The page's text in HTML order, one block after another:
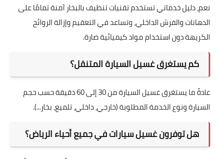
نعم، دليل خدماتي تستخدم تقنيات تنظيف بالبخار آمنة تمامًا على
الدهانات والفرش الداخلي، وتساعد في التعقيم وإزالة الروائح
الكريهة دون استخدام مواد كيميائية ضارة.
كم يستغرق غسيل السيارة المتنقل؟
عادةً ما يستغرق غسيل السيارة من 30 إلى 60 دقيقة حسب حجم
السيارة ونوع الخدمة المطلوبة (خارجي، داخلي، تلميع، بخار...).
هل توفرون غسيل سيارات في جميع أحياء الرياض؟